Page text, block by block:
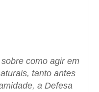
como agir em
tanto antes
a Defesa